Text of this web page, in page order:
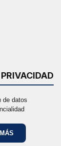
de datos